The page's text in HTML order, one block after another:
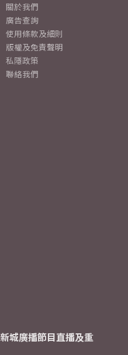
關於我們
廣告查詢
使用條款及細則
版權及免責聲明
私隱政策
聯絡我們
城廣播節目直播及重